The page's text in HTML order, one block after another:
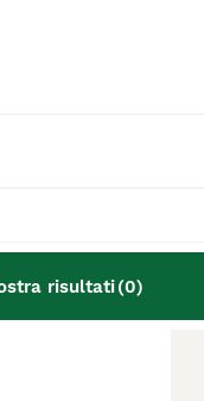
risultati(0)
Welsh